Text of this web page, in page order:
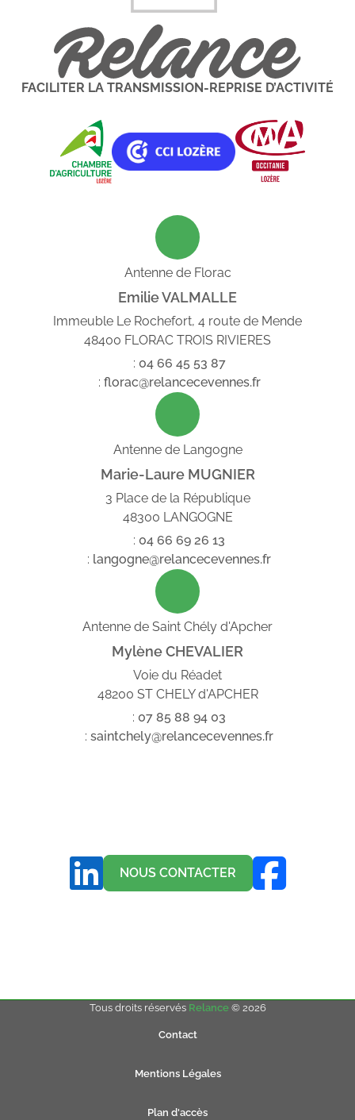
FACILITER LA TRANSMISSION-REPRISE D’ACTIVITÉ
Antenne de Florac
Emilie VALMALLE
Immeuble Le Rochefort, 4 route de Mende
48400 FLORAC TROIS RIVIERES
: 04 66 45 53 87
: florac@relancecevennes.fr
Antenne de Langogne
Marie-Laure MUGNIER
3 Place de la République
48300 LANGOGNE
: 04 66 69 26 13
: langogne@relancecevennes.fr
Antenne de Saint Chély d'Apcher
Mylène CHEVALIER
Voie du Réadet
48200 ST CHELY d'APCHER
: 07 85 88 94 03
: saintchely@relancecevennes.fr
NOUS CONTACTER
Tous droits réservés Relance© 2026
Contact
Mentions Légales
Plan d'accès